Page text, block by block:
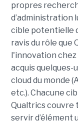
propres
d’administration
cible potentielle
ravis du rôle que
l'innovation chez
acquis
cloud du monde
etc.). Chacune
Qualtrics couvre
servir d’élément